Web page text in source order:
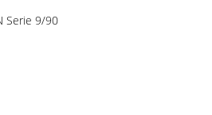
Serie 9/90